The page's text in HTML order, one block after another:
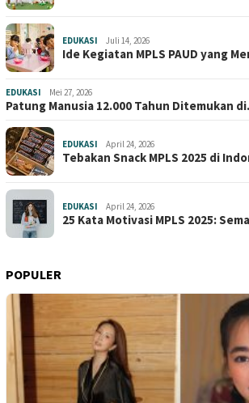
EDUKASI Juli 14, 2026
Ide Kegiatan MPLS PAUD yang
EDUKASI Mei 27, 2026
Patung Manusia 12.000 Tahun Ditemukan
EDUKASI April 24, 2026
Tebakan Snack MPLS 2025 di
EDUKASI April 24, 2026
25 Kata Motivasi MPLS 2025:
POPULER